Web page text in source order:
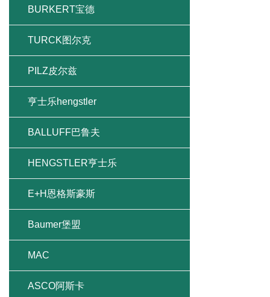
BURKERT宝德
TURCK图尔克
PILZ皮尔兹
亨士乐hengstler
BALLUFF巴鲁夫
HENGSTLER亨士乐
E+H恩格斯豪斯
Baumer堡盟
MAC
ASCO阿斯卡